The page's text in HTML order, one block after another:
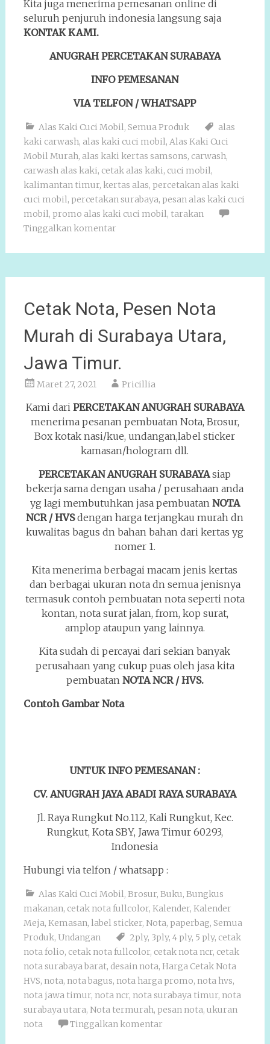
Kita juga menerima pemesanan online di
seluruh penjuruh indonesia langsung saja
KONTAK KAMI.
ANUGRAH PERCETAKAN SURABAYA
INFO PEMESANAN
VIA TELFON / WHATSAPP
Alas Kaki Cuci Mobil, Semua Produk
alas
kaki carwash, alas kaki cuci mobil, Alas Kaki Cuci
Mobil Murah, alas kaki kertas samsons, carwash,
carwash alas kaki, cetak alas kaki, cuci mobil,
kalimantan timur, kertas alas, percetakan alas kaki
cuci mobil, percetakan surabaya, pesan alas kaki cuci
mobil, promo alas kaki cuci mobil, tarakan
Tinggalkan komentar
Cetak Nota, Pesen Nota
Murah di Surabaya Utara,
Jawa Timur.
Maret 27, 2021 Pricillia
Kami dari PERCETAKAN ANUGRAH SURABAYA
menerima pesanan pembuatan Nota, Brosur,
Box kotak nasi/kue, undangan,label sticker
kamasan/hologram dll.
PERCETAKAN ANUGRAH SURABAYAsiap
bekerja sama dengan usaha / perusahaan anda
yg lagi membutuhkan jasa pembuatan NOTA
NCR / HVSdengan harga terjangkau murah dn
kuwalitas bagus dn bahan bahan dari kertas yg
nomer 1.
Kita menerima berbagai macam jenis kertas
dan berbagai ukuran nota dn semua jenisnya
termasuk contoh pembuatan nota seperti nota
kontan, nota surat jalan, from, kop surat,
amplop ataupun yang lainnya.
Kita sudah di percayai dari sekian banyak
perusahaan yang cukup puas oleh jasa kita
pembuatan NOTA NCR / HVS.
Contoh Gambar Nota
UNTUK INFO PEMESANAN :
CV. ANUGRAH JAYA ABADI RAYA SURABAYA
Jl. Raya Rungkut No.112, Kali Rungkut, Kec.
Rungkut, Kota SBY, Jawa Timur 60293,
Indonesia
Hubungi via telfon / whatsapp :
Alas Kaki Cuci Mobil, Brosur, Buku, Bungkus
makanan, cetak nota fullcolor, Kalender, Kalender
Meja, Kemasan, label sticker, Nota, paperbag, Semua
Produk, Undangan 2ply, 3ply, 4 ply, 5 ply, cetak
nota folio, cetak nota fullcolor, cetak nota ncr, cetak
nota surabaya barat, desain nota, Harga Cetak Nota
HVS, nota, nota bagus, nota harga promo, nota hvs,
nota jawa timur, nota ncr, nota surabaya timur, nota
surabaya utara, Nota termurah, pesan nota, ukuran
nota
Tinggalkan komentar